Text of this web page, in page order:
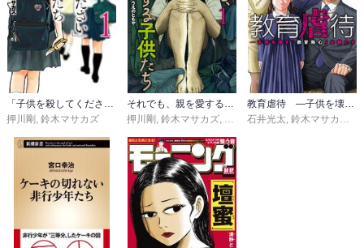
「子供を殺してください」という親たち
押川剛 , 鈴木マサカズ
それでも、親を愛する子供たち
押川剛 , 鈴木マサカズ, うえのともや
教育虐待 ―子供を壊す「教育熱心」な親たち
石井光太, 鈴木マサカズ